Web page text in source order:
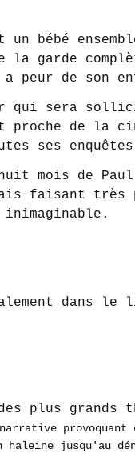
un bébé
la garde
peur de son
qui sera
de la
ses
mois de
faisant très
dans le
des plus
haleine jusqu'au